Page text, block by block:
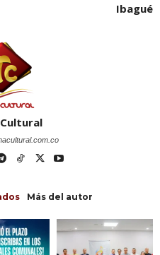
Ibagué
Más del autor